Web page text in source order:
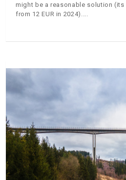
might be a reasonable solution (its
from 12 EUR in 2024).